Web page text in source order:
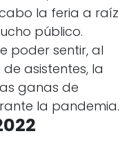
la feria a raíz
público.
poder sentir, al
asistentes, la
ganas de
la pandemia.